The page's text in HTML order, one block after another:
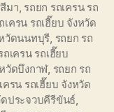
มา, รถยก รถเครน รถ
เครน รถเฮี๊ยบ จังหวัด
วัดนนทบุรี, รถยก รถ
ถเครน รถเฮี๊ยบ
วัดบึงกาฬ, รถยก รถ
ครน รถเฮี๊ยบ จังหวัด
ดประจวบคีรีขันธ์,